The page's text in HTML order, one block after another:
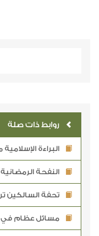
روابط ذات صلة
البراءة
النفحة
تحفة السالكين
مسائل عظام في